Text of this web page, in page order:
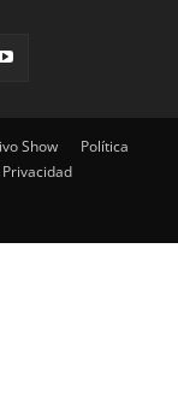
Show
Política